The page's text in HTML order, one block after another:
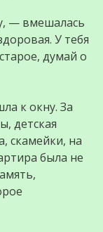
— вмешалась
У тебя
думай о
к окну. За
детская
скамейки, на
была не